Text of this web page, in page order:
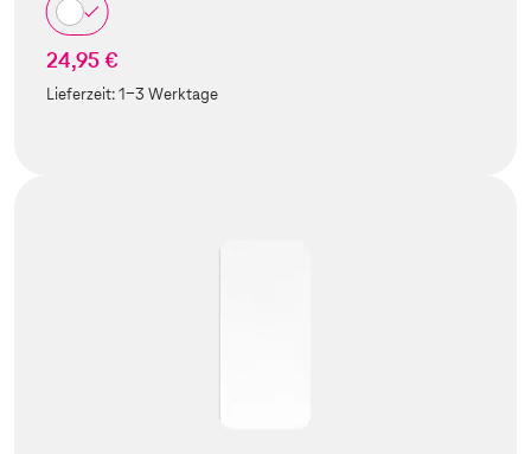
24,95 €
Lieferzeit:1-3 Werktage